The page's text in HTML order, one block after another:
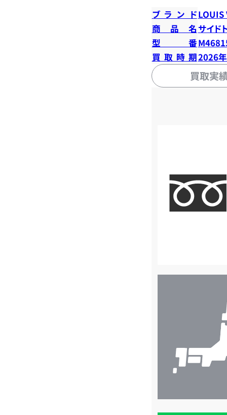
ブランドLOUIS
商品名 サイド
型番
買取時期2026
買取実